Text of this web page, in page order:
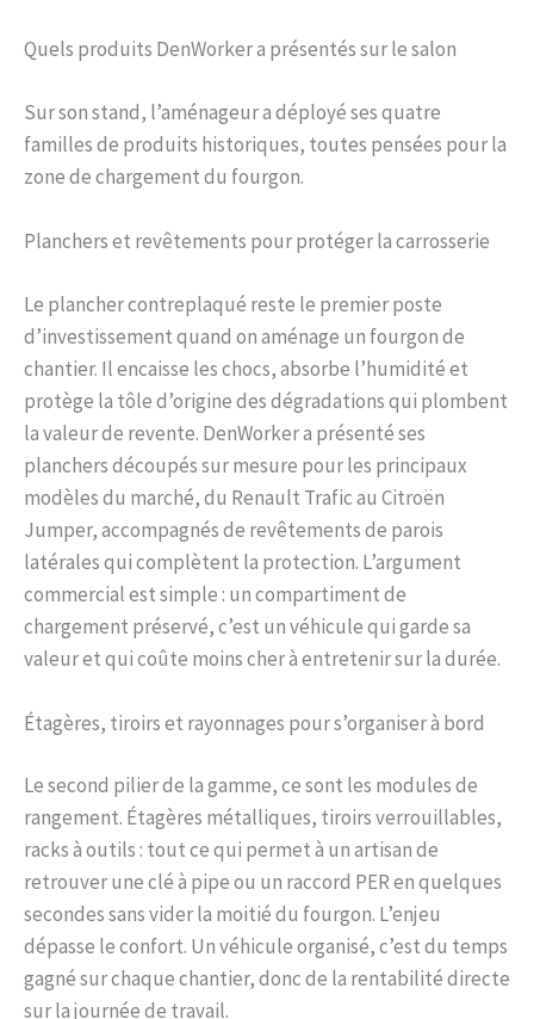
Quels produits DenWorker a présentés sur le salon
Sur son stand, l’aménageur a déployé ses quatre
familles de produits historiques, toutes pensées pour la
zone de chargement du fourgon.
Planchers et revêtements pour protéger la carrosserie
Le plancher contreplaqué reste le premier poste
d’investissement quand on aménage un fourgon de
chantier. Il encaisse les chocs, absorbe l’humidité et
protège la tôle d’origine des dégradations qui plombent
la valeur de revente. DenWorker a présenté ses
planchers découpés sur mesure pour les principaux
modèles du marché, du Renault Trafic au Citroën
Jumper, accompagnés de revêtements de parois
latérales qui complètent la protection. L’argument
commercial est simple : un compartiment de
chargement préservé, c’est un véhicule qui garde sa
valeur et qui coûte moins cher à entretenir sur la durée.
Étagères, tiroirs et rayonnages pour s’organiser à bord
Le second pilier de la gamme, ce sont les modules de
rangement. Étagères métalliques, tiroirs verrouillables,
racks à outils : tout ce qui permet à un artisan de
retrouver une clé à pipe ou un raccord PER en quelques
secondes sans vider la moitié du fourgon. L’enjeu
dépasse le confort. Un véhicule organisé, c’est du temps
gagné sur chaque chantier, donc de la rentabilité directe
sur la journée de travail.